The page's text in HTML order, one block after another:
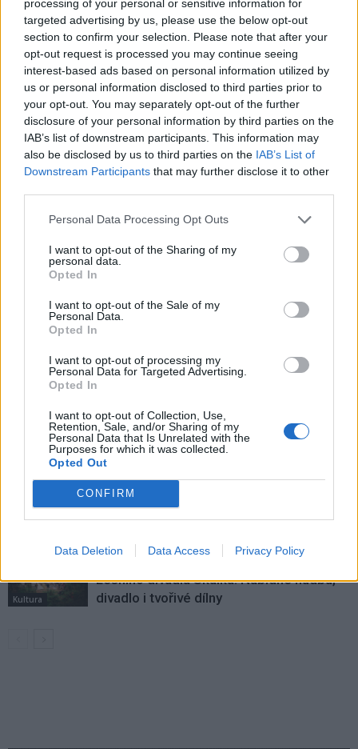
processing of your personal or sensitive information for
targeted advertising by us, please use the below opt-out
section to confirm your selection. Please note that after your
opt-out request is processed you may continue seeing
interest-based ads based on personal information utilized by
us or personal information disclosed to third parties prior to
your opt-out. You may separately opt-out of the further
disclosure of your personal information by third parties on the
IAB’s list of downstream participants. This information may
also be disclosed by us to third parties on the IAB’s List of
Downstream Participants that may further disclose it to other
Personal Data Processing Opt Outs
I want to opt-out of the Sharing of my
personal data.
Opted In
I want to opt-out of the Sale of my
Personal Data.
Opted In
I want to opt-out of processing my
Personal Data for Targeted Advertising.
Opted In
I want to opt-out of Collection, Use,
Retention, Sale, and/or Sharing of my
Personal Data that Is Unrelated with the
Purposes for which it was collected.
Opted Out
CONFIRM
Data Deletion Data Access Privacy Policy
Znouzectnost
s časovou schránkou? Pátrání
nalezeného dokumentu
v poškozené soše provedla
pozemek pod parkovištěm na
mohl stát parkovací dům
VÍCE OD AUTORA
Rovnováha života. Vernisáž nabídne
i hudební a básnický program
Dobříšsko
Festival hudby na zámku Dobříš sází na
jedinečnou atmosféru. Klasiku propojí
s dalšími žánry i rodinným programem
Kultura
Fesťáczek Presents poprvé míří do
Lesního divadla Skalka. Nabídne hudbu,
divadlo i tvořivé dílny